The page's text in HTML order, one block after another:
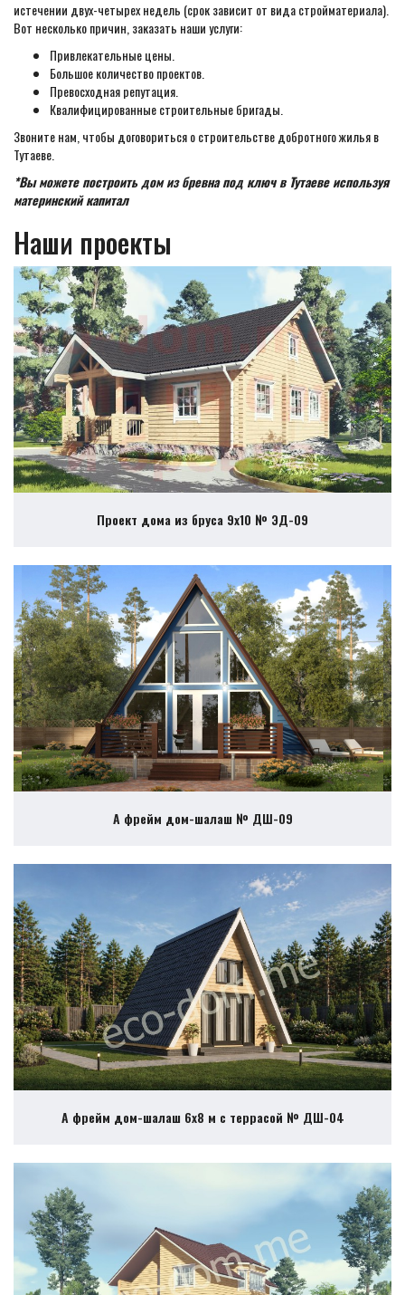
истечении двух-четырех недель (срок зависит от вида стройматериала).
Вот несколько причин, заказать наши услуги:
Привлекательные цены.
Большое количество проектов.
Превосходная репутация.
Квалифицированные строительные бригады.
Звоните нам, чтобы договориться о строительстве добротного жилья в
Тутаеве.
*Вы можете построить дом из бревна под ключ в Тутаеве используя
материнский капитал
Наши проекты
Проект дома из бруса 9х10 № ЭД-09
А фрейм дом-шалаш № ДШ-09
А фрейм дом-шалаш 6х8 м с террасой № ДШ-04